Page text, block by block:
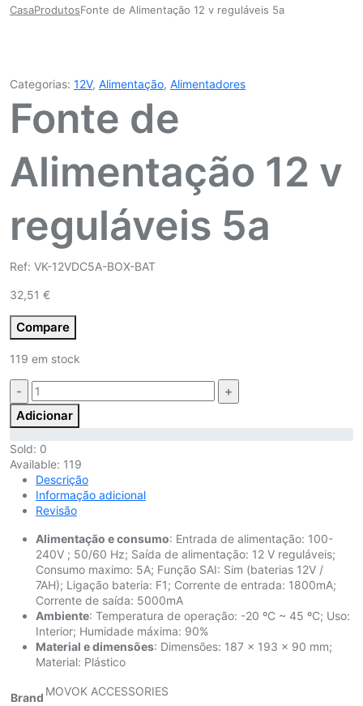
CasaProdutosFonte de Alimentação 12 v reguláveis 5a
Categorias: 12V, Alimentação, Alimentadores
Fonte de
Alimentação 12 v
reguláveis 5a
Ref: VK-12VDC5A-BOX-BAT
32,51 €
Compare
119 em stock
Quantidade:
Adicionar
Sold: 0
Available: 119
Descrição
Informação adicional
Revisão
Alimentação e consumo: Entrada de alimentação: 100-
240V ; 50/60 Hz; Saída de alimentação: 12 V reguláveis;
Consumo maximo: 5A; Função SAI: Sim (baterias 12V /
7AH); Ligação bateria: F1; Corrente de entrada: 1800mA;
Corrente de saída: 5000mA
Ambiente: Temperatura de operação: -20 ºC ~ 45 ºC; Uso:
Interior; Humidade máxima: 90%
Material e dimensões: Dimensões: 187 x 193 x 90 mm;
Material: Plástico
Brand MOVOK ACCESSORIES